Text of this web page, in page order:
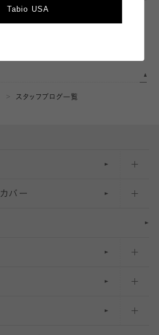
スタッフブログ一覧
下
ス・靴下
）用ソックス
バー
ソックス（深め）
ソックス（ふつう）
ソックス（浅め）
イツ（薄手タイツ）
ツ
Tabio USA